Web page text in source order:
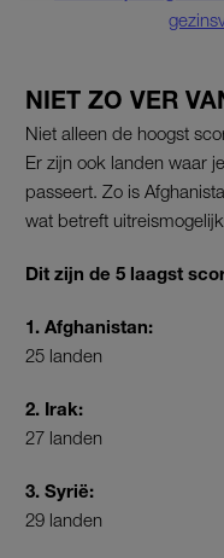
NIET ZO VER
Niet alleen de hoogst
Er zijn ook landen waar
passeert. Zo is
wat betreft
Dit zijn de 5 laagst
1. Afghanistan:
25 landen
2. Irak:
27 landen
3. Syrië:
29 landen